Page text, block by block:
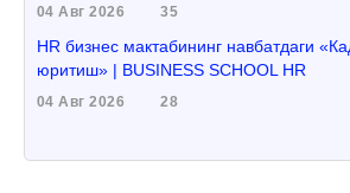
04 Авг 2026 35
HR бизнес мактабининг навбатдаги
юритиш» | BUSINESS SCHOOL HR
04 Авг 2026 28